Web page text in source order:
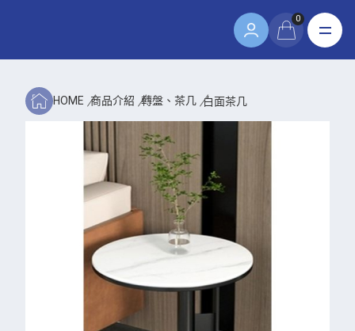
0
HOME 商品介紹 轉盤、茶几 白面茶几